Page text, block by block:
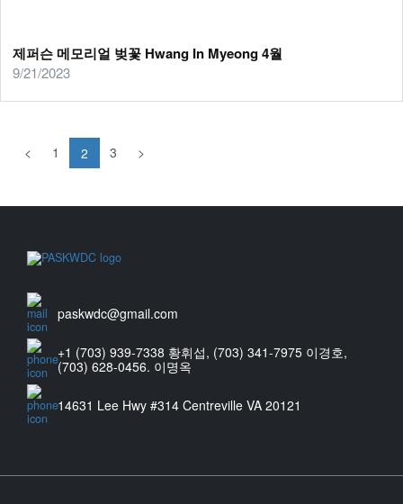
제퍼슨 메모리얼 벚꽃 Hwang In Myeong 4월
9/21/2023
< 1 2 3 >
paskwdc@gmail.com
+1 (703) 939-7338 황휘섭, (703) 341-7975 이경호,
(703) 628-0456. 이명옥
14631 Lee Hwy #314 Centreville VA 20121